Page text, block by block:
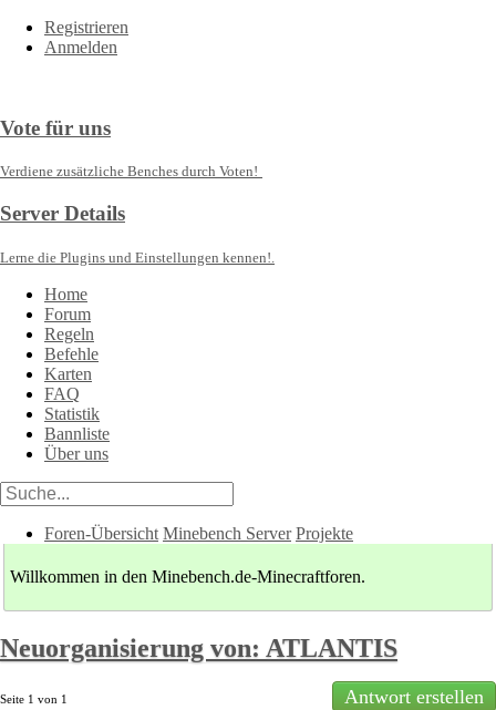
Registrieren
Anmelden
Vote für uns
Verdiene zusätzliche Benches durch Voten!
Server Details
Lerne die Plugins und Einstellungen kennen!.
Home
Forum
Regeln
Befehle
Karten
FAQ
Statistik
Bannliste
Über uns
Foren-Übersicht Minebench Server Projekte
Willkommen in den Minebench.de-Minecraftforen.
Neuorganisierung von: ATLANTIS
Seite 1 von 1 Antwort erstellen